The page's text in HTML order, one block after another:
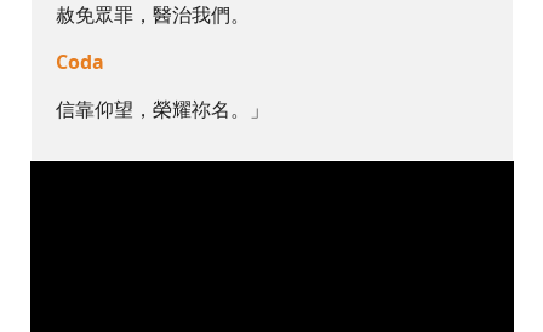
赦免眾罪，醫治我們。
Coda
信靠仰望，榮耀祢名。」